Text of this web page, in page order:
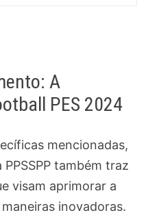
A
PES 2024
mencionadas,
também traz
visam aprimorar a
inovadoras.